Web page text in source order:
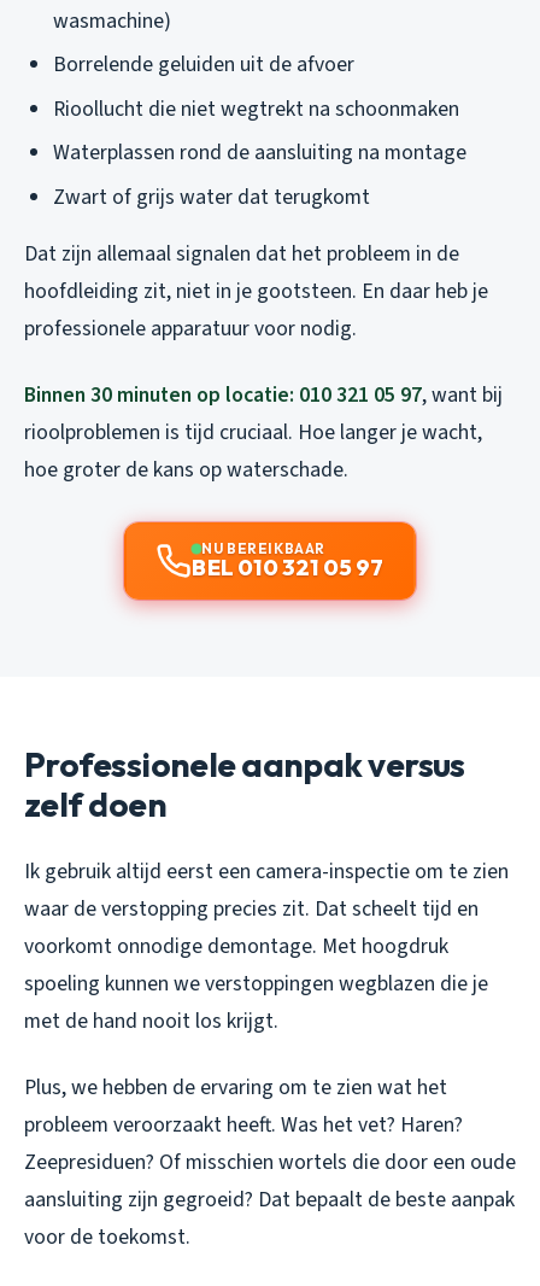
wasmachine)
Borrelende geluiden uit de afvoer
Rioollucht die niet wegtrekt na schoonmaken
Waterplassen rond de aansluiting na montage
Zwart of grijs water dat terugkomt
Dat zijn allemaal signalen dat het probleem in de
hoofdleiding zit, niet in je gootsteen. En daar heb je
professionele apparatuur voor nodig.
Binnen 30 minuten op locatie: 010 321 05 97, want bij
rioolproblemen is tijd cruciaal. Hoe langer je wacht,
hoe groter de kans op waterschade.
NU BEREIKBAAR
BEL 010 321 05 97
Professionele aanpak versus
zelf doen
Ik gebruik altijd eerst een camera-inspectie om te zien
waar de verstopping precies zit. Dat scheelt tijd en
voorkomt onnodige demontage. Met hoogdruk
spoeling kunnen we verstoppingen wegblazen die je
met de hand nooit los krijgt.
Plus, we hebben de ervaring om te zien wat het
probleem veroorzaakt heeft. Was het vet? Haren?
Zeepresiduen? Of misschien wortels die door een oude
aansluiting zijn gegroeid? Dat bepaalt de beste aanpak
voor de toekomst.